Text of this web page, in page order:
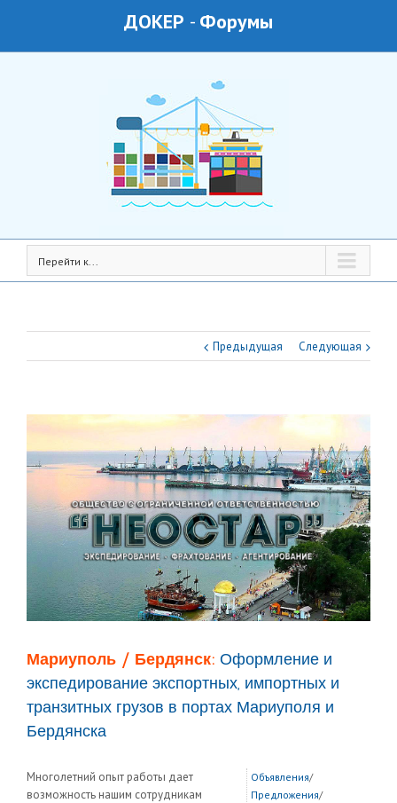
ДОКЕР - Форумы
Перейти к...
Предыдущая Следующая
Мариуполь / Бердянск: Оформление и
экспедирование экспортных, импортных и
транзитных грузов в портах Мариуполя и
Бердянска
Многолетний опыт работы дает
возможность нашим сотрудникам
Объявления/
Предложения/